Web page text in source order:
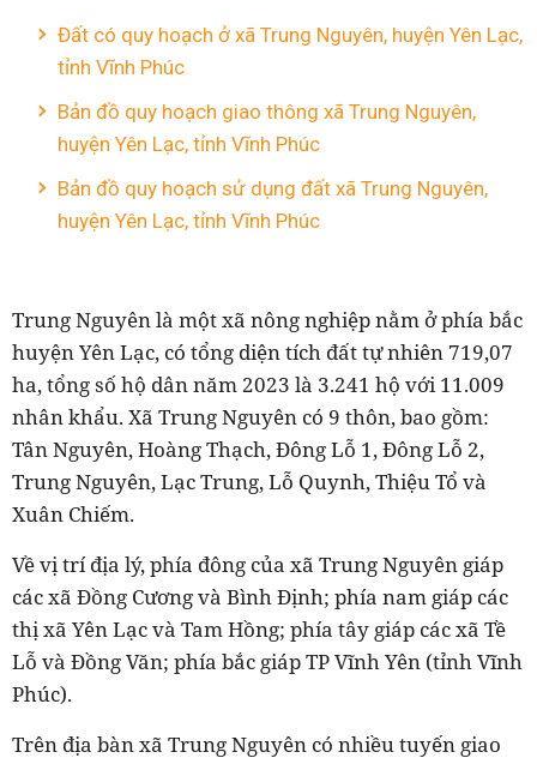
Đất có quy hoạch ở xã Trung Nguyên, huyện Yên Lạc,
tỉnh Vĩnh Phúc
Bản đồ quy hoạch giao thông xã Trung Nguyên,
huyện Yên Lạc, tỉnh Vĩnh Phúc
Bản đồ quy hoạch sử dụng đất xã Trung Nguyên,
huyện Yên Lạc, tỉnh Vĩnh Phúc
Trung Nguyên là một xã nông nghiệp nằm ở phía bắc
huyện Yên Lạc, có tổng diện tích đất tự nhiên 719,07
ha, tổng số hộ dân năm 2023 là 3.241 hộ với 11.009
nhân khẩu. Xã Trung Nguyên có 9 thôn, bao gồm:
Tân Nguyên, Hoàng Thạch, Đông Lỗ 1, Đông Lỗ 2,
Trung Nguyên, Lạc Trung, Lỗ Quynh, Thiệu Tổ và
Xuân Chiếm.
Về vị trí địa lý, phía đông của xã Trung Nguyên giáp
các xã Đồng Cương và Bình Định; phía nam giáp các
thị xã Yên Lạc và Tam Hồng; phía tây giáp các xã Tề
Lỗ và Đồng Văn; phía bắc giáp TP Vĩnh Yên (tỉnh Vĩnh
Phúc).
Trên địa bàn xã Trung Nguyên có nhiều tuyến giao